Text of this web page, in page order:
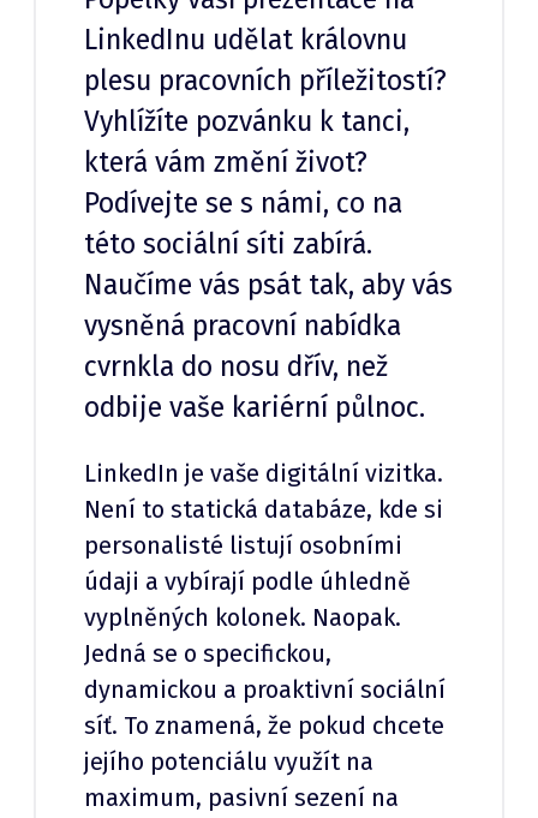
LinkedInu udělat královnu
plesu pracovních příležitostí?
Vyhlížíte pozvánku k tanci,
která vám změní život?
Podívejte se s námi, co na
této sociální síti zabírá.
Naučíme vás psát tak, aby vás
vysněná pracovní nabídka
cvrnkla do nosu dřív, než
odbije vaše kariérní půlnoc.
LinkedIn je vaše digitální vizitka.
Není to statická databáze, kde si
personalisté listují osobními
údaji a vybírají podle úhledně
vyplněných kolonek. Naopak.
Jedná se o specifickou,
dynamickou a proaktivní sociální
síť. To znamená, že pokud chcete
jejího potenciálu využít na
maximum, pasivní sezení na